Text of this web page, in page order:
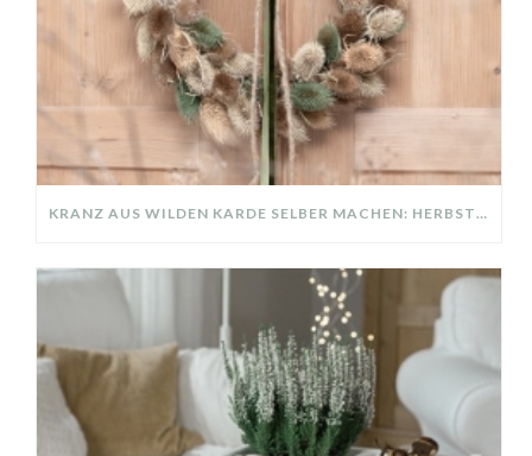
KRANZ AUS WILDEN KARDE SELBER MACHEN: HERBSTDEKO GANZ EINFACH